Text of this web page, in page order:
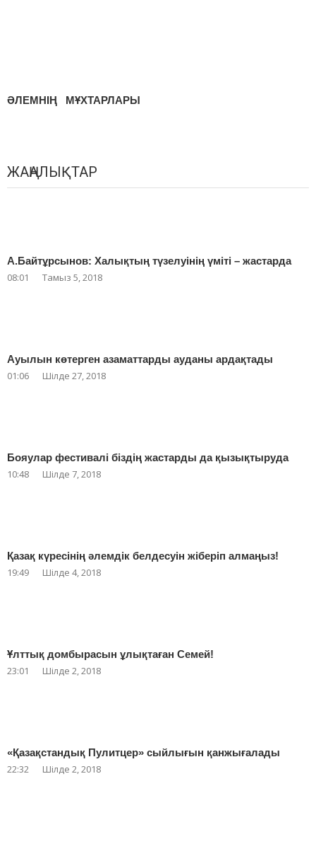
ӘЛЕМНІҢ МҰХТАРЛАРЫ
ЖАҢАЛЫҚТАР
А.Байтұрсынов: Халықтың түзелуінің үміті – жастарда
08:01 Тамыз 5, 2018
Ауылын көтерген азаматтарды ауданы ардақтады
01:06 Шілде 27, 2018
Бояулар фестивалі біздің жастарды да қызықтыруда
10:48 Шілде 7, 2018
Қазақ күресінің әлемдік белдесуін жіберіп алмаңыз!
19:49 Шілде 4, 2018
Ұлттық домбырасын ұлықтаған Семей!
23:01 Шілде 2, 2018
«Қазақстандық Пулитцер» сыйлығын қанжығалады
22:32 Шілде 2, 2018